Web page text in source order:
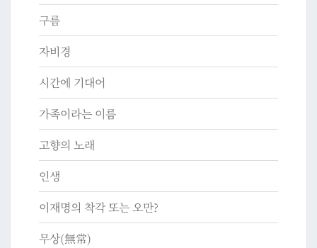
구름
자비경
시간에 기대어
가족이라는 이름
고향의 노래
인생
이재명의 착각 또는 오만?
무상(無常)